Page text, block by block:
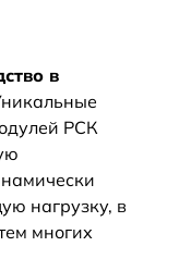
в
РСК
нагрузку, в
многих